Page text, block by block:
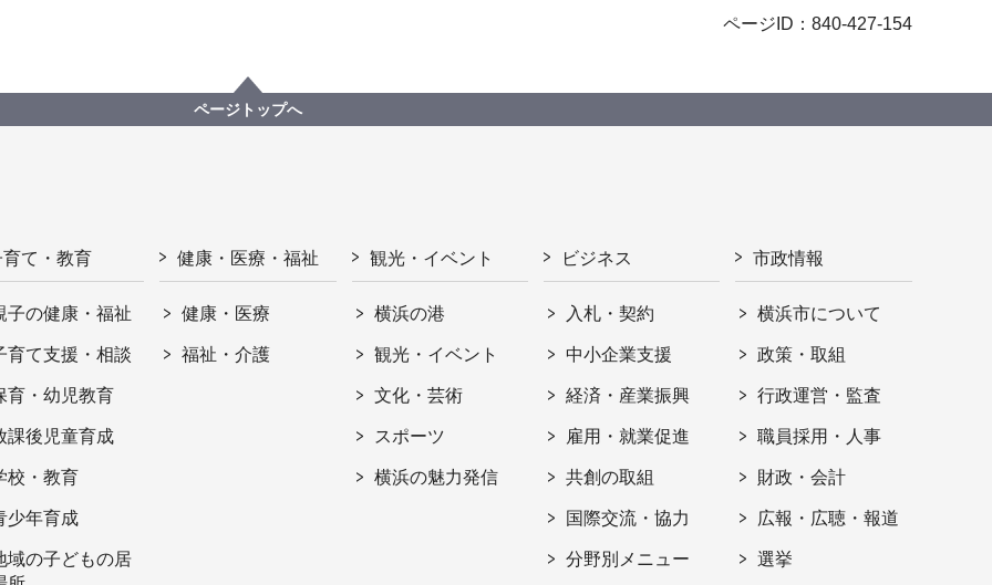
ページID：840-427-154
ページトップへ
育て・教育
子の健康・福祉
育て支援・相談
育・幼児教育
課後児童育成
校・教育
少年育成
域の子どもの居
健康・医療・福祉
健康・医療
福祉・介護
観光・イベント
横浜の港
観光・イベント
文化・芸術
スポーツ
横浜の魅力発信
ビジネス
入札・契約
中小企業支援
経済・産業振興
雇用・就業促進
共創の取組
国際交流・協力
分野別メニュー
市政情報
横浜市について
政策・取組
行政運営・監査
職員採用・人事
財政・会計
広報・広聴・報道
選挙